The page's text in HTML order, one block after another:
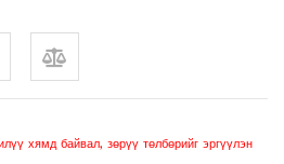
хямд байвал, зөрүү төлбөрийг эргүүлэн